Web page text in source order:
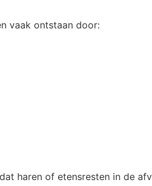
vaak ontstaan door:
haren of etensresten in de